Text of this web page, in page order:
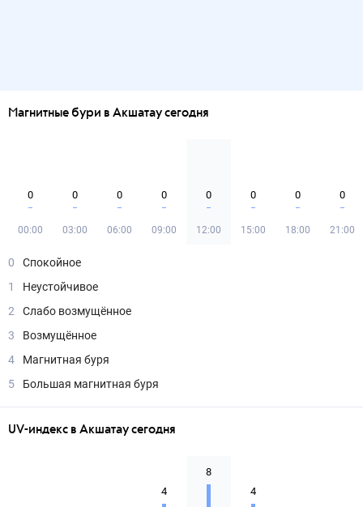
Магнитные бури в Акшатау сегодня
0
00:00
0
03:00
0
06:00
0
09:00
0
12:00
0
15:00
0
18:00
0
21:00
0
Спокойное
1
Неустойчивое
2
Слабо возмущённое
3
Возмущённое
4
Магнитная буря
5
Большая магнитная буря
UV-индекс в Акшатау сегодня
4
8
4